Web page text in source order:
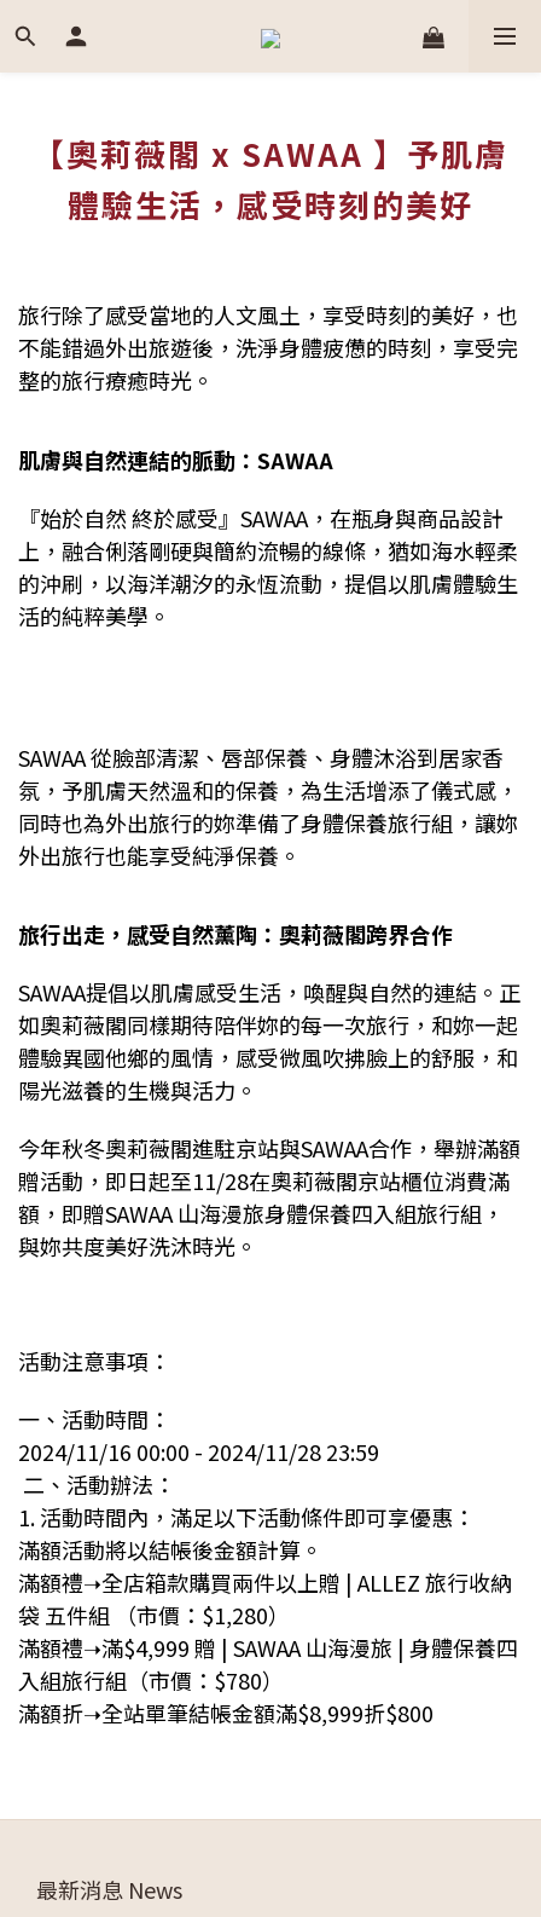
【奧莉薇閣 x SAWAA 】予肌膚
體驗生活，感受時刻的美好
旅行除了感受當地的人文風土，享受時刻的美好，也
不能錯過外出旅遊後，洗淨身體疲憊的時刻，享受完
整的旅行療癒時光。
肌膚與自然連結的脈動：SAWAA
『始於自然 終於感受』SAWAA，在瓶身與商品設計
上，融合俐落剛硬與簡約流暢的線條，猶如海水輕柔
的沖刷，以海洋潮汐的永恆流動，提倡以肌膚體驗生
活的純粹美學。
SAWAA 從臉部清潔、唇部保養、身體沐浴到居家香
氛，予肌膚天然溫和的保養，為生活增添了儀式感，
同時也為外出旅行的妳準備了身體保養旅行組，讓妳
外出旅行也能享受純淨保養。
旅行出走，感受自然薰陶：奧莉薇閣跨界合作
SAWAA提倡以肌膚感受生活，喚醒與自然的連結。正
如奧莉薇閣同樣期待陪伴妳的每一次旅行，和妳一起
體驗異國他鄉的風情，感受微風吹拂臉上的舒服，和
陽光滋養的生機與活力。
今年秋冬奧莉薇閣進駐京站與SAWAA合作，舉辦滿額
贈活動，即日起至11/28在奧莉薇閣京站櫃位消費滿
額，即贈SAWAA 山海漫旅身體保養四入組旅行組，
與妳共度美好洗沐時光。
活動注意事項：
一、活動時間：
2024/11/16 00:00 - 2024/11/28 23:59
二、活動辦法：
1. 活動時間內，滿足以下活動條件即可享優惠：
滿額活動將以結帳後金額計算。
滿額禮➝全店箱款購買兩件以上贈 | ALLEZ 旅行收納
袋 五件組 （市價：$1,280）
滿額禮➝滿$4,999 贈 | SAWAA 山海漫旅 | 身體保養四
入組旅行組（市價：$780）
滿額折➝全站單筆結帳金額滿$8,999折$800
最新消息 News